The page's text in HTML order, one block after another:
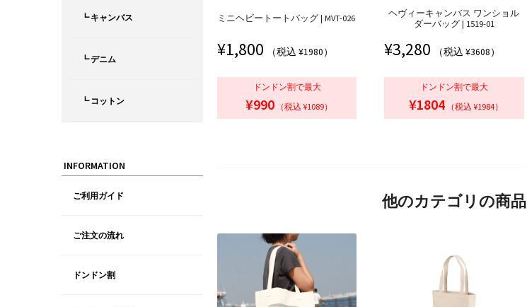
ミニヘビートートバッグ | MVT-026
¥1,800 （税込 ¥1980）
ドンドン割で最大
¥990 （税込 ¥1089）
ヘヴィーキャンバス ワンショル
ダーバッグ | 1519-01
¥3,280 （税込 ¥3608）
ドンドン割で最大
¥1804 （税込 ¥1984）
他のカテゴリの商品
┗ キャンバス
┗ デニム
┗ コットン
INFORMATION
ご利用ガイド
ご注文の流れ
ドンドン割